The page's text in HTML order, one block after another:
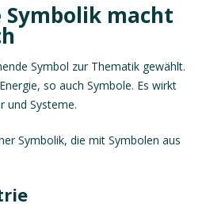
Symbolik macht
Symbol zur Thematik gewählt.
so auch Symbole. Es wirkt
und Systeme.
Symbolik, die mit Symbolen aus